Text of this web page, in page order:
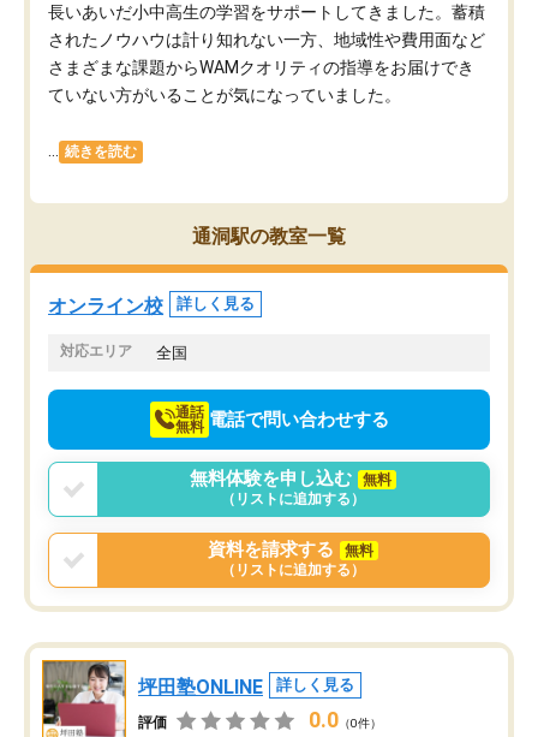
長いあいだ小中高生の学習をサポートしてきました。蓄積
されたノウハウは計り知れない一方、地域性や費用面など
さまざまな課題からWAMクオリティの指導をお届けでき
ていない方がいることが気になっていました。
続きを読む
通洞駅の教室一覧
オンライン校 詳しく見る
対応エリア 全国
通話
無料 電話で問い合わせする
無料体験を申し込む
無料
（リストに追加する）
資料を請求する
無料
（リストに追加する）
坪田塾ONLINE 詳しく見る
評価 0.0 （0件）